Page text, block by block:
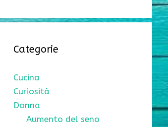
Categorie
Cucina
Curiosità
Donna
Aumento del seno